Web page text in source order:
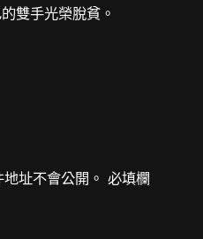
雙手光榮脫貧。
址不會公開。 必填欄